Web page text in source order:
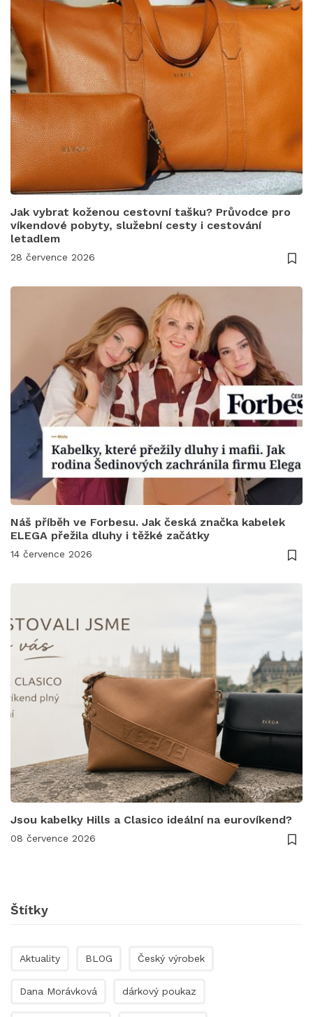
Jak vybrat koženou cestovní tašku? Průvodce pro
víkendové pobyty, služební cesty i cestování
letadlem
28 července 2026
Náš příběh ve Forbesu. Jak česká značka kabelek
ELEGA přežila dluhy i těžké začátky
14 července 2026
Jsou kabelky Hills a Clasico ideální na eurovíkend?
08 července 2026
Štítky
Aktuality BLOG Český výrobek
Dana Morávková dárkový poukaz